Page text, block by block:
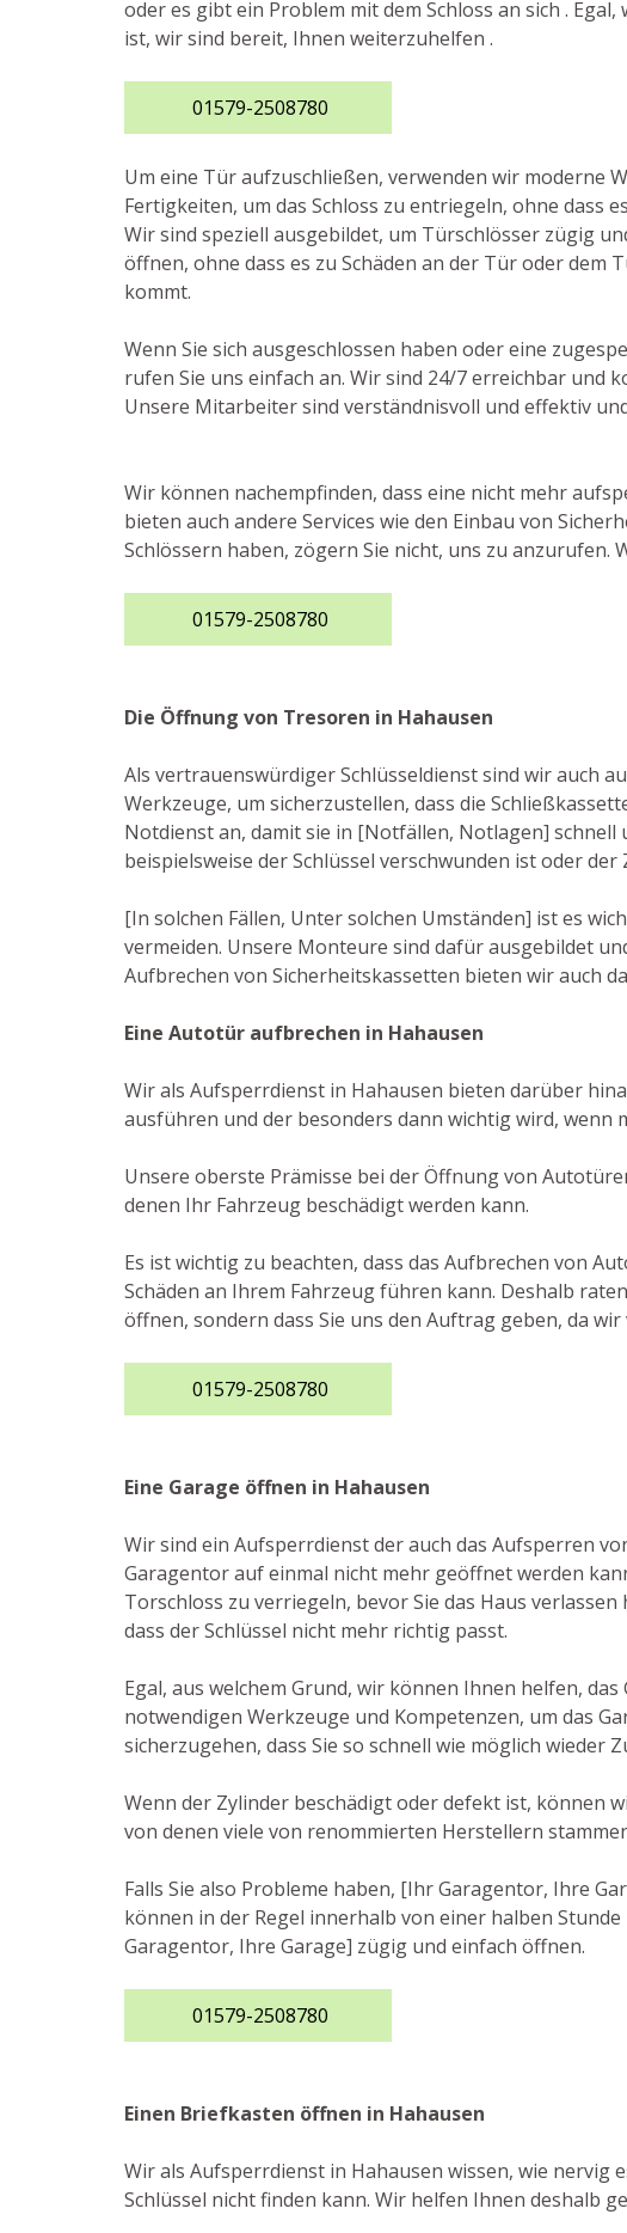
oder es gibt ein Problem mit dem Schloss an sich . Egal,
ist, wir sind bereit, Ihnen weiterzuhelfen .
01579-2508780
Um eine Tür aufzuschließen, verwenden wir moderne
Fertigkeiten, um das Schloss zu entriegeln, ohne dass
Wir sind speziell ausgebildet, um Türschlösser zügig
öffnen, ohne dass es zu Schäden an der Tür oder dem
kommt.
Wenn Sie sich ausgeschlossen haben oder eine
rufen Sie uns einfach an. Wir sind 24/7 erreichbar und
Unsere Mitarbeiter sind verständnisvoll und effektiv
Wir können nachempfinden, dass eine nicht mehr
bieten auch andere Services wie den Einbau von
Schlössern haben, zögern Sie nicht, uns zu
01579-2508780
Die Öffnung von Tresoren in Hahausen
Als vertrauenswürdiger Schlüsseldienst sind wir auch
Werkzeuge, um sicherzustellen, dass die
Notdienst an, damit sie in [Notfällen, Notlagen]
beispielsweise der Schlüssel verschwunden ist oder
[In solchen Fällen, Unter solchen Umständen] ist es
vermeiden. Unsere Monteure sind dafür ausgebildet
Aufbrechen von Sicherheitskassetten bieten wir auch
Eine Autotür aufbrechen in Hahausen
Wir als Aufsperrdienst in Hahausen bieten darüber
ausführen und der besonders dann wichtig wird, wenn
Unsere oberste Prämisse bei der Öffnung von
denen Ihr Fahrzeug beschädigt werden kann.
Es ist wichtig zu beachten, dass das Aufbrechen von
Schäden an Ihrem Fahrzeug führen kann. Deshalb
öffnen, sondern dass Sie uns den Auftrag geben, da
01579-2508780
Eine Garage öffnen in Hahausen
Wir sind ein Aufsperrdienst der auch das Aufsperren
Garagentor auf einmal nicht mehr geöffnet werden
Torschloss zu verriegeln, bevor Sie das Haus
dass der Schlüssel nicht mehr richtig passt.
Egal, aus welchem Grund, wir können Ihnen helfen,
notwendigen Werkzeuge und Kompetenzen, um das
sicherzugehen, dass Sie so schnell wie möglich wieder
Wenn der Zylinder beschädigt oder defekt ist, können
von denen viele von renommierten Herstellern
Falls Sie also Probleme haben, [Ihr Garagentor, Ihre
können in der Regel innerhalb von einer halben
Garagentor, Ihre Garage] zügig und einfach öffnen.
01579-2508780
Einen Briefkasten öffnen in Hahausen
Wir als Aufsperrdienst in Hahausen wissen, wie
Schlüssel nicht finden kann. Wir helfen Ihnen deshalb